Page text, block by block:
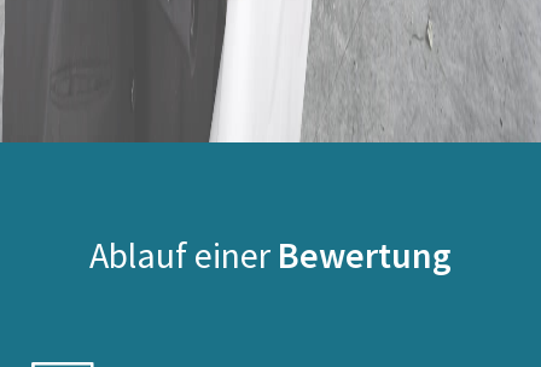
Ablauf einer Bewertung